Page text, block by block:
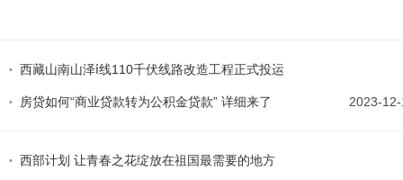
西藏山南山泽ⅰ线110千伏线路改造工程正式投运
房贷如何“商业贷款转为公积金贷款” 详细来了 2023-
西部计划 让青春之花绽放在祖国最需要的地方